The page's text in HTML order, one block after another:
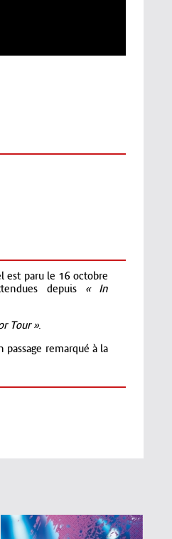
est paru le 16 octobre
depuis « In
Tour ».
remarqué à la